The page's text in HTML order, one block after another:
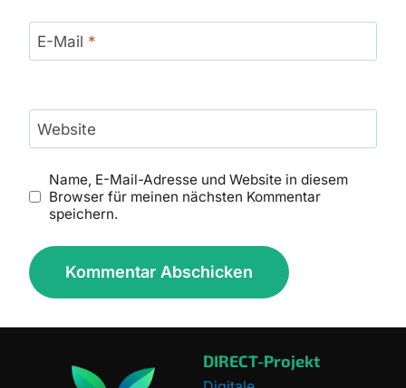
E-Mail *
Website
Name, E-Mail-Adresse und Website in diesem
Browser für meinen nächsten Kommentar
speichern.
DIRECT-Projekt